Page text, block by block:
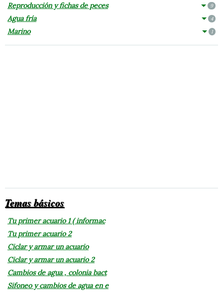
Reproducción y fichas de peces 9
Agua fría 4
Marino 1
Temas básicos
Tu primer acuario 1 ( informac
Tu primer acuario 2
Ciclar y armar un acuario
Ciclar y armar un acuario 2
Cambios de agua , colonia bact
Sifoneo y cambios de agua en e